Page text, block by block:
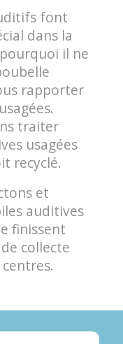
font
dans la
il ne
rapporter
traiter
usagées
recyclé.
et
auditives
finissent
collecte